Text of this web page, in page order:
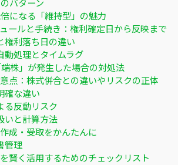
パターン
になる「維持型」の魅力
ールと手続き：権利確定日から反映まで
権利落ち日の違い
動処理とタイムラグ
株」が発生した場合の対処法
点：株式併合との違いやリスクの正体
確な違い
る反動リスク
いと計算方法
成・受取をかんたんに
管理
賢く活用するためのチェックリスト